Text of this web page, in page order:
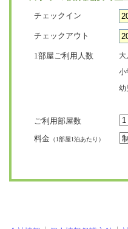
チェックイン
チェックアウト
1部屋ご利用人数 大
小
幼
ご利用部屋数
料金 （1部屋1泊あたり）